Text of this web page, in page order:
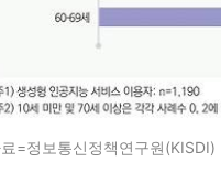
=정보통신정책연구원(KISDI)